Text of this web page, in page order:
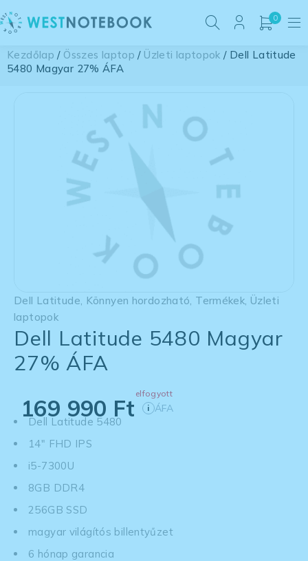
0
Kezdőlap / Összes laptop / Üzleti laptopok / Dell Latitude
5480 Magyar 27% ÁFA
Dell Latitude Könnyen hordozható Termékek Üzleti
laptopok
Dell Latitude 5480 Magyar
27% ÁFA
elfogyott
169 990 Ft i ÁFA
Dell Latitude 5480
14" FHD IPS
i5-7300U
8GB DDR4
256GB SSD
magyar világítós billentyűzet
6 hónap garancia